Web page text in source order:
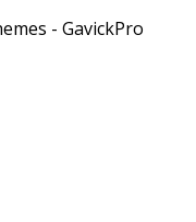
- GavickPro